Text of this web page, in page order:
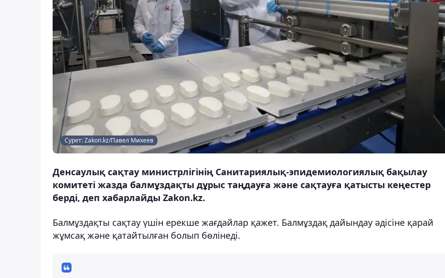
Сурет: Zakon.kz/Павел Михеев
Денсаулық сақтау министрлігінің Санитариялық-эпидемиологиялық бақылау
комитеті жазда балмұздақты дұрыс таңдауға және сақтауға қатысты кеңестер
берді, деп хабарлайды Zakon.kz.
Балмұздақты сақтау үшін ерекше жағдайлар қажет. Балмұздақ дайындау әдісіне қарай
жұмсақ және қатайтылған болып бөлінеді.